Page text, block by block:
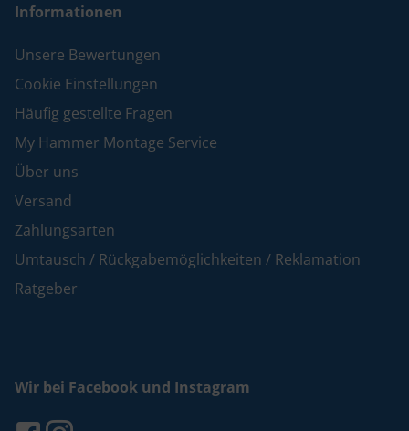
Informationen
Unsere Bewertungen
Cookie Einstellungen
Häufig gestellte Fragen
My Hammer Montage Service
Über uns
Versand
Zahlungsarten
Umtausch / Rückgabemöglichkeiten / Reklamation
Ratgeber
Wir bei Facebook und Instagram